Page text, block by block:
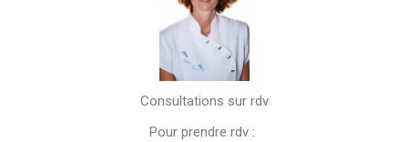
Consultations sur rdv
Pour prendre rdv :